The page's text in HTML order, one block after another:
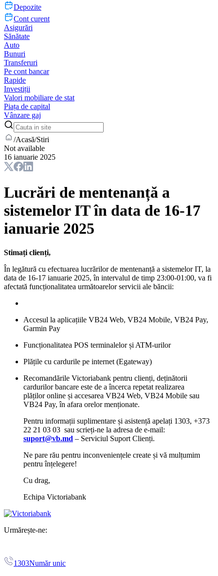
Depozite
Cont curent
Asigurări
Sănătate
Auto
Bunuri
Transferuri
Pe cont bancar
Rapide
Investiții
Valori mobiliare de stat
Piața de capital
Vânzare gaj
/Acasă/Stiri
Not available
16 ianuarie 2025
Lucrări de mentenanță a
sistemelor IT în data de 16-17
ianuarie 2025
Stimați clienți,
În legătură cu efectuarea lucrărilor de mentenanță a sistemelor IT, la
data de 16-17 ianuarie 2025, în intervalul de timp 23:00-01:00, va fi
afectată funcționalitatea următoarelor servicii ale băncii:
Accesul la aplicațiile VB24 Web, VB24 Mobile, VB24 Pay,
Garmin Pay
Funcționalitatea POS terminalelor și ATM-urilor
Plățile cu cardurile pe internet (Egateway)
Recomandările Victoriabank pentru clienți, deținătorii
cardurilor bancare este de a încerca repetat realizarea
plăților online și accesarea VB24 Web, VB24 Mobile sau
VB24 Pay, în afara orelor menționate.
Pentru informații suplimentare și asistență apelați 1303, +373
22 21 03 03 sau scrieți-ne la adresa de e-mail:
suport@vb.md – Serviciul Suport Clienți.
Ne pare rău pentru inconveniențele create și vă mulțumim
pentru înțelegere!
Cu drag,
Echipa Victoriabank
Urmărește-ne:
1303Număr unic